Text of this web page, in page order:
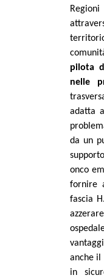
pilota
nelle
adatta
da un
onco
fornire
fascia
anche il
in